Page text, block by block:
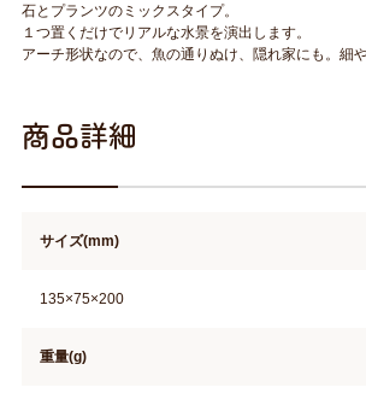
石とプランツのミックスタイプ。
１つ置くだけでリアルな水景を演出します。
アーチ形状なので、魚の通りぬけ、隠れ家にも。細
商品詳細
サイズ(mm)
135×75×200
重量(g)